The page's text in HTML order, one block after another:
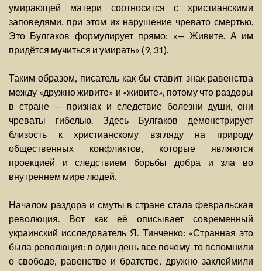
умирающей матери соотносится с христианскими
заповедями, при этом их нарушение чревато смертью.
Это Булгаков формулирует прямо: «— Живите. А им
придётся мучиться и умирать» (9, 31).
Таким образом, писатель как бы ставит знак равенства
между «дружно живите» и «живите», потому что раздоры
в стране — признак и следствие болезни души, они
чреваты гибелью. Здесь Булгаков демонстрирует
близость к христианскому взгляду на природу
общественных конфликтов, которые являются
проекцией и следствием борьбы добра и зла во
внутреннем мире людей.
Началом раздора и смуты в стране стала февральская
революция. Вот как её описывает современный
украинский исследователь Я. Тинченко: «Странная это
была революция: в один день все почему-то вспомнили
о свободе, равенстве и братстве, дружно заклеймили